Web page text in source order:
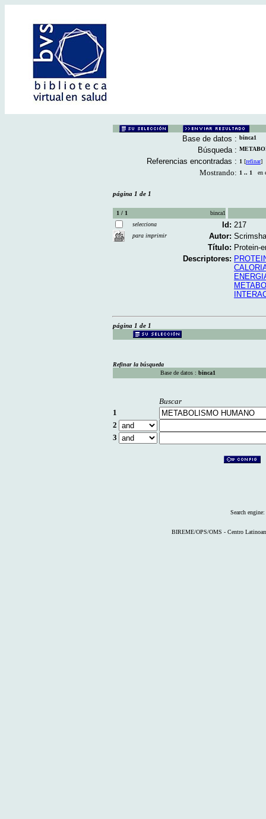
Base de datos : binca1
Búsqueda :
Referencias encontradas : 1 [refinar]
Mostrando: 1 .. 1 en
página 1 de 1
1 / 1
binca1
selecciona
para imprimir
Id: 217
Autor:
Título: Protein-
Descriptores:
página 1 de 1
Refinar la búsqueda
Base de datos : binca1
Buscar
1
2
3
Search engine:
BIREME/OPS/OMS - Centro